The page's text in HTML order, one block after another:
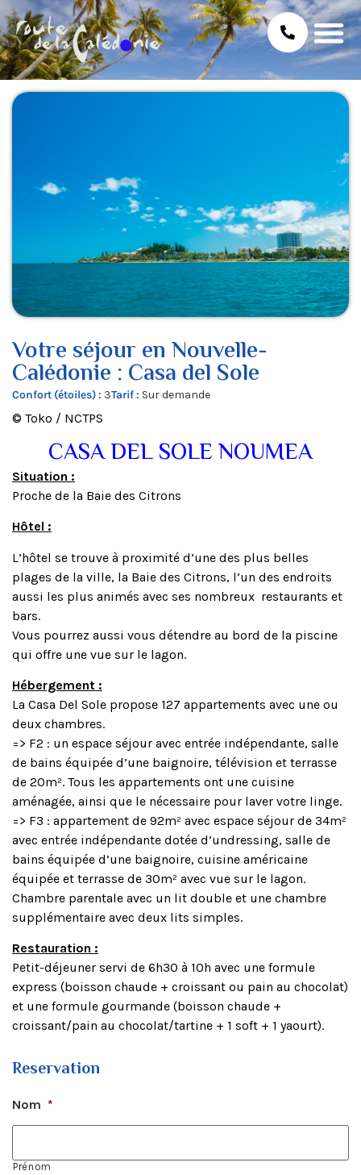
Votre séjour en Nouvelle-
Calédonie : Casa del Sole
Confort (étoiles) : 3Tarif : Sur demande
© Toko / NCTPS
CASA DEL SOLE NOUMEA
Situation :
Proche de la Baie des Citrons
Hôtel :
L’hôtel se trouve à proximité d’une des plus belles
plages de la ville, la Baie des Citrons, l’un des endroits
aussi les plus animés avec ses nombreux restaurants et
bars.
Vous pourrez aussi vous détendre au bord de la piscine
qui offre une vue sur le lagon.
Hébergement :
La Casa Del Sole propose 127 appartements avec une ou
deux chambres.
=> F2 : un espace séjour avec entrée indépendante, salle
de bains équipée d’une baignoire, télévision et terrasse
de 20m². Tous les appartements ont une cuisine
aménagée, ainsi que le nécessaire pour laver votre linge.
=> F3 : appartement de 92m² avec espace séjour de 34m²
avec entrée indépendante dotée d’undressing, salle de
bains équipée d’une baignoire, cuisine américaine
équipée et terrasse de 30m² avec vue sur le lagon.
Chambre parentale avec un lit double et une chambre
supplémentaire avec deux lits simples.
Restauration :
Petit-déjeuner servi de 6h30 à 10h avec une formule
express (boisson chaude + croissant ou pain au chocolat)
et une formule gourmande (boisson chaude +
croissant/pain au chocolat/tartine + 1 soft + 1 yaourt).
Reservation
Nom *
Prénom